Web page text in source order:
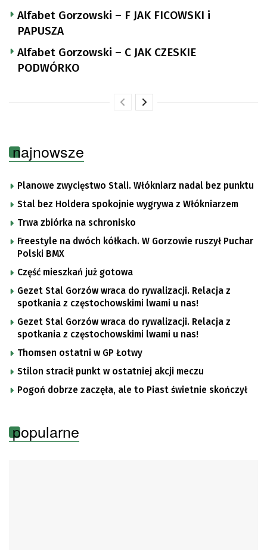
Alfabet Gorzowski – F JAK FICOWSKI i
PAPUSZA
Alfabet Gorzowski – C JAK CZESKIE
PODWÓRKO
najnowsze
Planowe zwycięstwo Stali. Włókniarz nadal bez punktu
Stal bez Holdera spokojnie wygrywa z Włókniarzem
Trwa zbiórka na schronisko
Freestyle na dwóch kółkach. W Gorzowie ruszył Puchar
Polski BMX
Część mieszkań już gotowa
Gezet Stal Gorzów wraca do rywalizacji. Relacja z
spotkania z częstochowskimi lwami u nas!
Gezet Stal Gorzów wraca do rywalizacji. Relacja z
spotkania z częstochowskimi lwami u nas!
Thomsen ostatni w GP Łotwy
Stilon stracił punkt w ostatniej akcji meczu
Pogoń dobrze zaczęła, ale to Piast świetnie skończył
popularne